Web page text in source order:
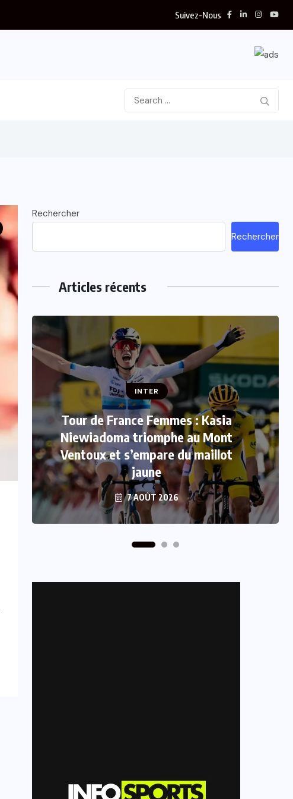
Suivez-Nous
Rechercher
Rechercher
Articles récents
INTER
Tour de France Femmes : Kasia
Niewiadoma triomphe au Mont
Ventoux et s’empare du maillot
jaune
7 AOÛT 2026
INTER
Mercato : Le FC Barcelone s’offre
Rodri pour 50 millions d’euros
7 AOÛT 2026